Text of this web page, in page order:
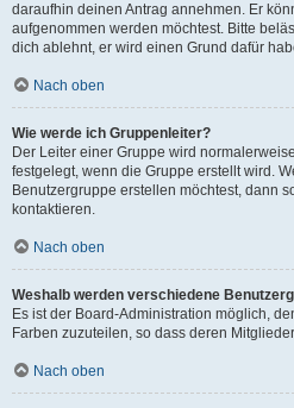
daraufhin deinen Antrag annehmen. Er
aufgenommen werden möchtest. Bitte
dich ablehnt, er wird einen Grund dafür
Nach oben
Wie werde ich Gruppenleiter?
Der Leiter einer Gruppe wird
festgelegt, wenn die Gruppe erstellt wird.
Benutzergruppe erstellen möchtest, dann
kontaktieren.
Nach oben
Weshalb werden verschiedene
Es ist der Board-Administration möglich,
Farben zuzuteilen, so dass deren
Nach oben